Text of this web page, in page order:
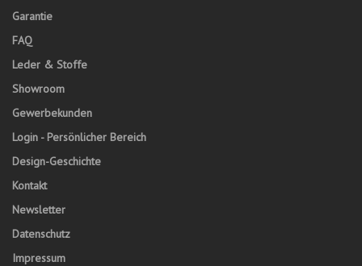
Garantie
FAQ
Leder & Stoffe
Showroom
Gewerbekunden
Login - Persönlicher Bereich
Design-Geschichte
Kontakt
Newsletter
Datenschutz
Impressum